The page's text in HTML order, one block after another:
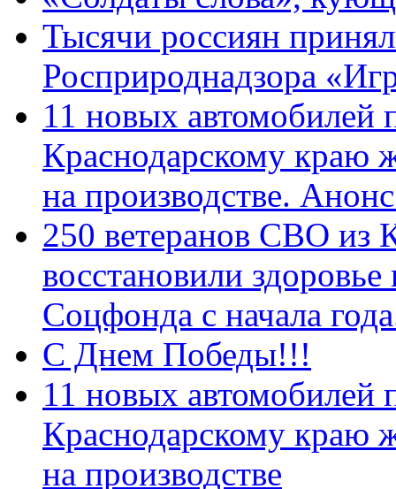
Тысячи россиян
Росприроднадзора
11 новых автомобилей
Краснодарскому краю
на производстве.
250 ветеранов СВО из
восстановили
Соцфонда с начала
С Днем Победы!!!
11 новых автомобилей
Краснодарскому краю
на производстве